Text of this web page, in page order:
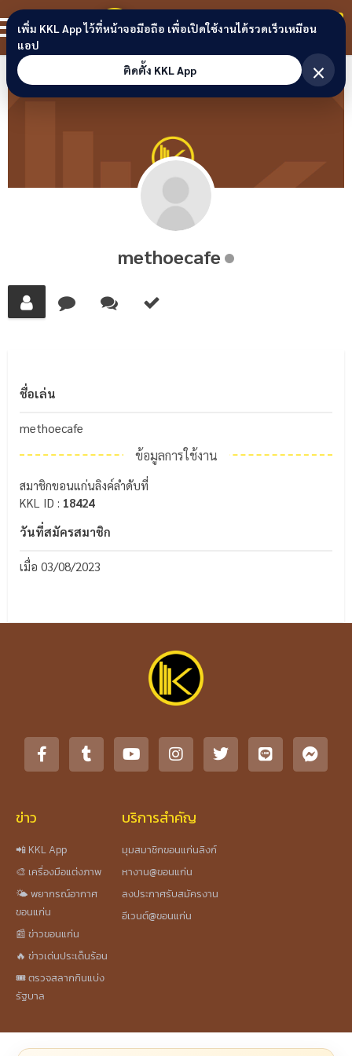
Skip to content
ขอนแก่นลิงก์ สมาชิก
methoecafe
ชื่อเล่น
methoecafe
ข้อมูลการใช้งาน
สมาชิกขอนแก่นลิงค์ลำดับที่
KKL ID : 18424
วันที่สมัครสมาชิก
เมื่อ 03/08/2023
ข่าว
📲 KKL App
🎨 เครื่องมือแต่งภาพ
🌤️ พยากรณ์อากาศ
ขอนแก่น
📰 ข่าวขอนแก่น
🔥 ข่าวเด่นประเด็นร้อน
🎟️ ตรวจสลากกินแบ่ง
รัฐบาล
บริการสำคัญ
มุมสมาชิกขอนแก่นลิงก์
หางาน@ขอนแก่น
ลงประกาศรับสมัครงาน
อีเวนต์@ขอนแก่น
เพิ่ม KKL App ไว้ที่หน้าจอมือถือ เพื่อเปิดใช้งานได้รวดเร็วเหมือน
แอป
ติดตั้ง KKL App
×